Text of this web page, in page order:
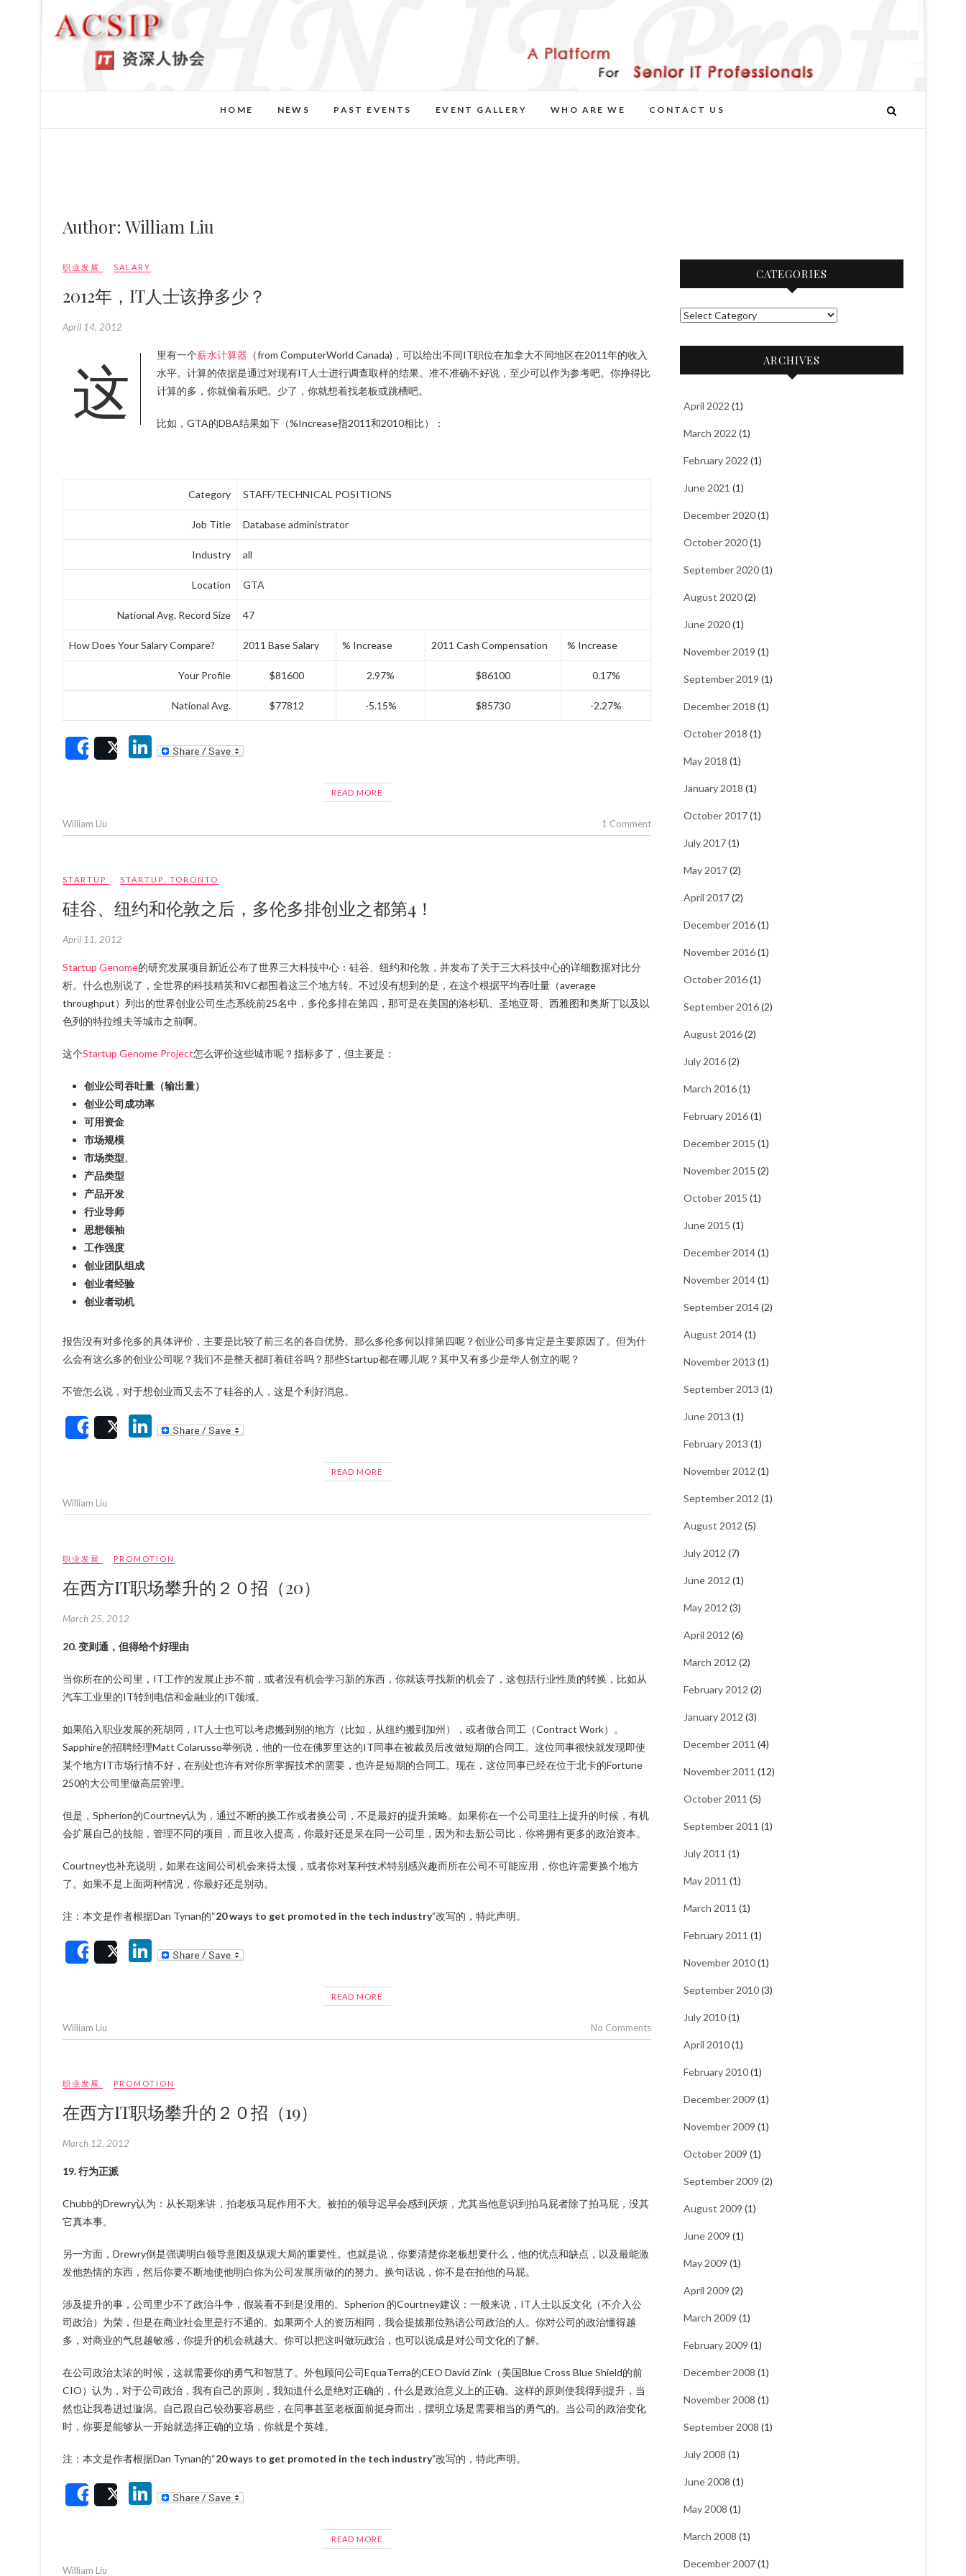
HOME NEWS PAST EVENTS EVENT GALLERY WHO ARE WE CONTACT US
Author: William Liu
职业发展 SALARY
2012年，IT人士该挣多少？
April 14, 2012
这里有一个薪水计算器 （from ComputerWorld Canada)，可以给出不同IT职位在加拿大不同地区在2011年的收入
水平。计算的依据是通过对现有IT人士进行调查取样的结果。准不准确不好说，至少可以作为参考吧。你挣得比
计算的多，你就偷着乐吧。少了，你就想着找老板或跳槽吧。
比如，GTA的DBA结果如下（%Increase指2011和2010相比）：
Category STAFF/TECHNICAL POSITIONS
Job Title Database administrator
Industry all
Location GTA
National Avg. Record Size 47
How Does Your Salary Compare? 2011 Base Salary % Increase 2011 Cash Compensation % Increase
Your Profile $81600 2.97% $86100 0.17%
National Avg. $77812 -5.15% $85730 -2.27%
SharePost Li
n
READ MORE
William Liu 1 Comment
STARTUP STARTUP TORONTO
硅谷、纽约和伦敦之后，多伦多排创业之都第4！
April 11, 2012
Startup Genome的研究发展项目新近公布了世界三大科技中心：硅谷、纽约和伦敦，并发布了关于三大科技中心的详细数据对比分
析。什么也别说了，全世界的科技精英和VC都围着这三个地方转。不过没有想到的是，在这个根据平均吞吐量（average
throughput）列出的世界创业公司生态系统前25名中，多伦多排在第四，那可是在美国的洛杉矶、圣地亚哥、西雅图和奥斯丁以及以
色列的特拉维夫等城市之前啊。
这个Startup Genome Project怎么评价这些城市呢？指标多了，但主要是：
创业公司吞吐量（输出量）
创业公司成功率
可用资金
市场规模
市场类型。
产品类型
产品开发
行业导师
思想领袖
工作强度
创业团队组成
创业者经验
创业者动机
报告没有对多伦多的具体评价，主要是比较了前三名的各自优势。那么多伦多何以排第四呢？创业公司多肯定是主要原因了。但为什
么会有这么多的创业公司呢？我们不是整天都盯着硅谷吗？那些Startup都在哪儿呢？其中又有多少是华人创立的呢？
不管怎么说，对于想创业而又去不了硅谷的人，这是个利好消息。
SharePost Li
n
READ MORE
William Liu
职业发展 PROMOTION
在西方IT职场攀升的２０招（20）
March 25, 2012
20. 变则通，但得给个好理由
当你所在的公司里，IT工作的发展止步不前，或者没有机会学习新的东西，你就该寻找新的机会了，这包括行业性质的转换，比如从
汽车工业里的IT转到电信和金融业的IT领域。
如果陷入职业发展的死胡同，IT人士也可以考虑搬到别的地方（比如，从纽约搬到加州），或者做合同工（Contract Work）。
Sapphire的招聘经理Matt Colarusso举例说，他的一位在佛罗里达的IT同事在被裁员后改做短期的合同工。这位同事很快就发现即使
某个地方IT市场行情不好，在别处也许有对你所掌握技术的需要，也许是短期的合同工。现在，这位同事已经在位于北卡的Fortune
250的大公司里做高层管理。
但是，Spherion的Courtney认为，通过不断的换工作或者换公司，不是最好的提升策略。如果你在一个公司里往上提升的时候，有机
会扩展自己的技能，管理不同的项目，而且收入提高，你最好还是呆在同一公司里，因为和去新公司比，你将拥有更多的政治资本。
Courtney也补充说明，如果在这间公司机会来得太慢，或者你对某种技术特别感兴趣而所在公司不可能应用，你也许需要换个地方
了。如果不是上面两种情况，你最好还是别动。
注：本文是作者根据Dan Tynan的“20 ways to get promoted in the tech industry”改写的，特此声明。
SharePost Li
n
READ MORE
William Liu No Comments
职业发展 PROMOTION
在西方IT职场攀升的２０招（19）
March 12, 2012
19. 行为正派
Chubb的Drewry认为：从长期来讲，拍老板马屁作用不大。被拍的领导迟早会感到厌烦，尤其当他意识到拍马屁者除了拍马屁，没其
它真本事。
另一方面，Drewry倒是强调明白领导意图及纵观大局的重要性。也就是说，你要清楚你老板想要什么，他的优点和缺点，以及最能激
发他热情的东西，然后你要不断地使他明白你为公司发展所做的的努力。换句话说，你不是在拍他的马屁。
涉及提升的事，公司里少不了政治斗争，假装看不到是没用的。Spherion 的Courtney建议：一般来说，IT人士以反文化（不介入公
司政治）为荣，但是在商业社会里是行不通的。如果两个人的资历相同，我会提拔那位熟谙公司政治的人。你对公司的政治懂得越
多，对商业的气息越敏感，你提升的机会就越大。你可以把这叫做玩政治，也可以说成是对公司文化的了解。
在公司政治太浓的时候，这就需要你的勇气和智慧了。外包顾问公司EquaTerra的CEO David Zink（美国Blue Cross Blue Shield的前
CIO）认为，对于公司政治，我有自己的原则，我知道什么是绝对正确的，什么是政治意义上的正确。这样的原则使我得到提升，当
然也让我卷进过漩涡。自己跟自己较劲要容易些，在同事甚至老板面前挺身而出，摆明立场是需要相当的勇气的。当公司的政治变化
时，你要是能够从一开始就选择正确的立场，你就是个英雄。
注：本文是作者根据Dan Tynan的“20 ways to get promoted in the tech industry”改写的，特此声明。
SharePost Li
READ MORE
William Liu
CATEGORIES
C
o
e
ARCHIVES
April 2022 (1)
March 2022 (1)
February 2022 (1)
June 2021 (1)
December 2020(1)
October 2020(1)
September 2020(1)
August 2020(2)
June 2020(1)
November 2019 (1)
September 2019 (1)
December 2018 (1)
October 2018 (1)
May 2018 (1)
January 2018 (1)
October 2017(1)
July 2017(1)
May 2017(2)
April 2017(2)
December 2016(1)
November 2016(1)
October 2016(1)
September 2016(2)
August 2016(2)
July 2016(2)
March 2016(1)
February 2016(1)
December 2015 (1)
November 2015 (2)
October 2015 (1)
June 2015 (1)
December 2014(1)
November 2014(1)
September 2014(2)
August 2014(1)
November 2013 (1)
September 2013 (1)
June 2013 (1)
February 2013 (1)
November 2012 (1)
September 2012 (1)
August 2012 (5)
July 2012 (7)
June 2012 (1)
May 2012 (3)
April 2012 (6)
March 2012 (2)
February 2012 (2)
January 2012 (3)
December 2011 (4)
November 2011 (12)
October 2011 (5)
September 2011 (1)
July 2011 (1)
May 2011 (1)
March 2011 (1)
February 2011 (1)
November 2010(1)
September 2010(3)
July 2010(1)
April 2010(1)
February 2010(1)
December 2009 (1)
November 2009 (1)
October 2009 (1)
September 2009 (2)
August 2009 (1)
June 2009 (1)
May 2009 (1)
April 2009 (2)
March 2009 (1)
February 2009 (1)
December 2008 (1)
November 2008 (1)
September 2008 (1)
July 2008 (1)
June 2008 (1)
May 2008 (1)
March 2008 (1)
December 2007(1)